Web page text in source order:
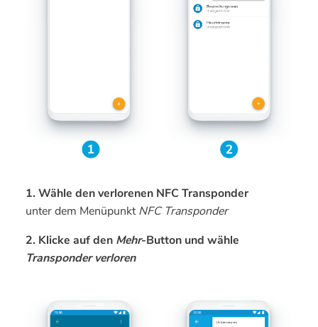
1. Wähle den verlorenen NFC Transponder
unter dem MenüpunktNFC Transponder
2. Klicke auf den Mehr-Button und wähle
Transponder verloren